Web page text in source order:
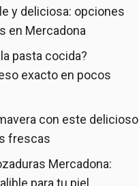
y deliciosa: opciones
en Mercadona
pasta cocida?
exacto en pocos
con este delicioso
frescas
Mercadona:
para tu piel